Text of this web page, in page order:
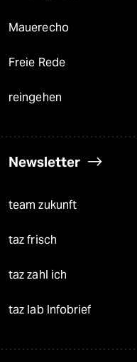
Mauerecho
Freie Rede
reingehen
Newsletter
team zukunft
taz frisch
taz zahl ich
taz lab Infobrief